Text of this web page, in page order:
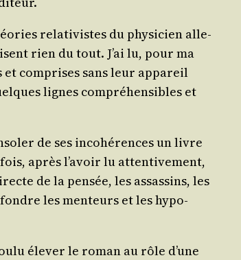
rela­ti­vistes du phy­si­cien alle­
rien du tout. J’ai lu, pour ma
com­prises sans leur appa­reil
lignes com­pré­hen­sibles et
de ses inco­hé­rences un livre
après l’avoir lu atten­ti­ve­ment,
de la pen­sée, les assas­sins, les
les men­teurs et les hypo­
éle­ver le roman au rôle d’une